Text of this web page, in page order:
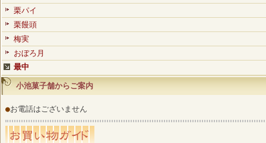
栗パイ
栗饅頭
梅実
おぼろ月
最中
小池菓子舗からご案内
●お電話はございません